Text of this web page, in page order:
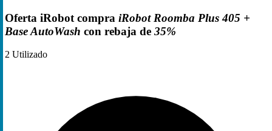
Oferta iRobot compra iRobot Roomba Plus 405 +
Base AutoWash con rebaja de 35%
2 Utilizado